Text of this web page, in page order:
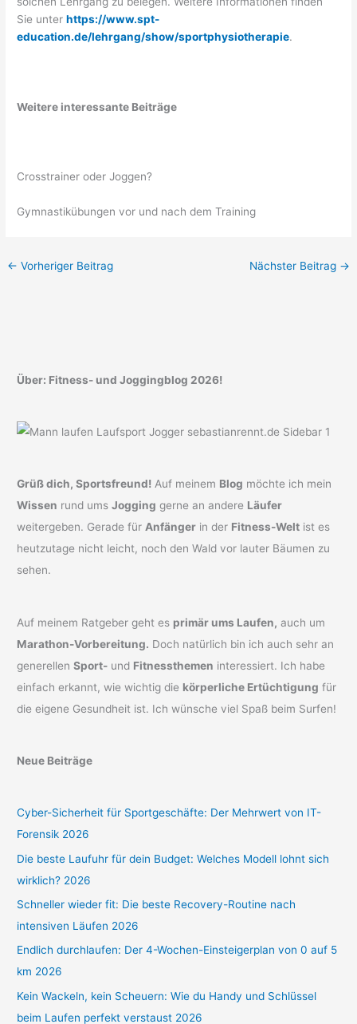
Sie unterhttps://www.spt-
education.de/lehrgang/show/sportphysiotherapie.
Weitere interessante Beiträge
Crosstrainer oder Joggen?
Gymnastikübungen vor und nach dem Training
← Vorheriger Beitrag Nächster Beitrag →
Über: Fitness- und Joggingblog 2026!
Grüß dich, Sportsfreund! Auf meinem Blog möchte ich mein
Wissen rund umsJogging gerne an andere Läufer
weitergeben. Gerade fürAnfänger in der Fitness-Welt ist es
heutzutage nicht leicht, noch den Wald vor lauter Bäumen zu
sehen.
Auf meinem Ratgeber geht es primär ums Laufen, auch um
Marathon-Vorbereitung. Doch natürlich bin ich auch sehr an
generellenSport- und Fitnessthemen interessiert. Ich habe
einfach erkannt, wie wichtig die körperliche Ertüchtigung für
die eigene Gesundheit ist. Ich wünsche viel Spaß beim Surfen!
Neue Beiträge
Cyber-Sicherheit für Sportgeschäfte: Der Mehrwert von IT-
Forensik 2026
Die beste Laufuhr für dein Budget: Welches Modell lohnt sich
wirklich? 2026
Schneller wieder fit: Die beste Recovery-Routine nach
intensiven Läufen 2026
Endlich durchlaufen: Der 4-Wochen-Einsteigerplan von 0 auf 5
km 2026
Kein Wackeln, kein Scheuern: Wie du Handy und Schlüssel
beim Laufen perfekt verstaust 2026